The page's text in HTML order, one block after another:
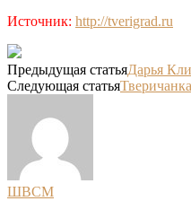
Источник: http://tverigrad.ru
Предыдущая статьяДарья
Следующая статья
ШВСМ